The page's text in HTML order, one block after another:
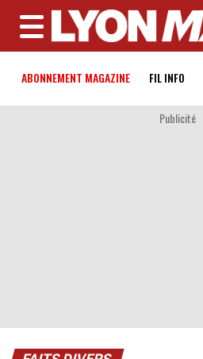
MENU
ABONNEMENT MAGAZINE FIL INFO
Publicité